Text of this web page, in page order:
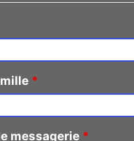
*
messagerie *